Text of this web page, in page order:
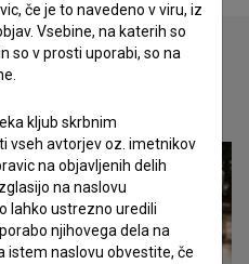
če je to navedeno v viru, iz
Vsebine, na katerih so
so v prosti uporabi, so na
kljub skrbnim
vseh avtorjev oz. imetnikov
na objavljenih delih
na naslovu
lahko ustrezno uredili
njihovega dela na
istem naslovu obvestite, če